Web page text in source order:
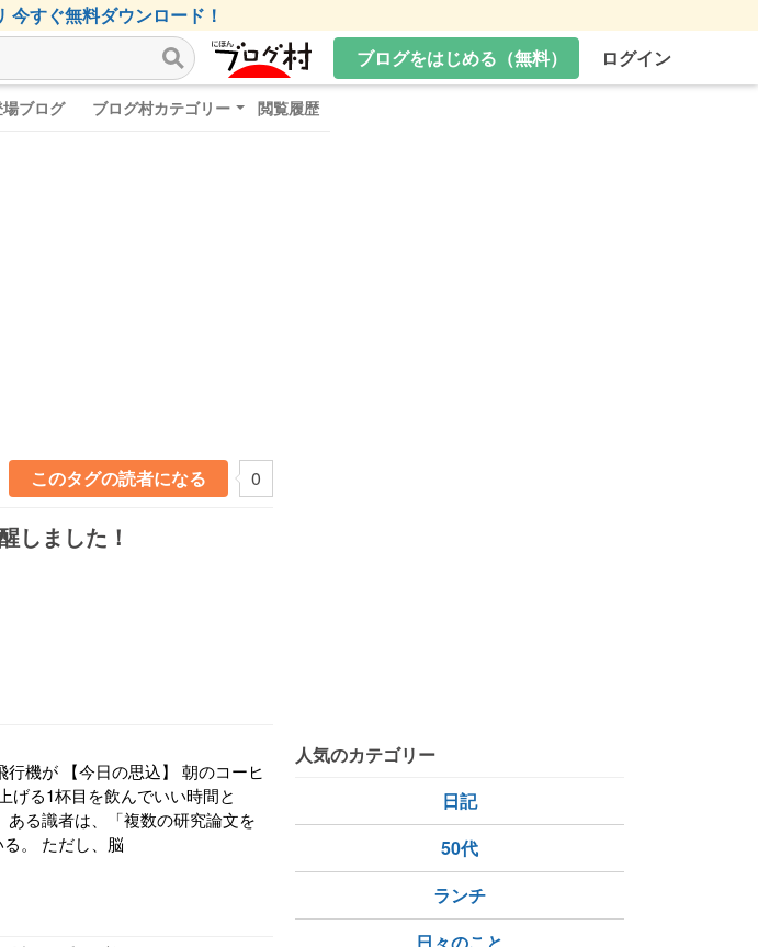
今すぐ無料ダウンロード！
ブログをはじめる（無料）
ログイン
ブログ ブログ村カテゴリー 閲覧履歴
このタグの読者になる 0
しました！
行機が 【今日の思込】 朝のコーヒ
げる1杯目を飲んでいい時間と
る識者は、「複数の研究論文を
。 ただし、脳
人気のカテゴリー
日記
50代
ランチ